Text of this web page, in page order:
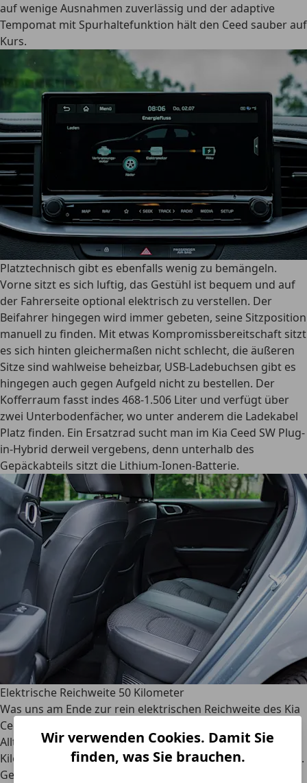
Wir verwenden Cookies. Damit Sie
finden, was Sie brauchen.
auf wenige Ausnahmen zuverlässig und der adaptive
Tempomat mit Spurhaltefunktion hält den Ceed sauber auf
Kurs.
Platztechnisch gibt es ebenfalls wenig zu bemängeln.
Vorne sitzt es sich luftig, das Gestühl ist bequem und auf
der Fahrerseite optional elektrisch zu verstellen. Der
Beifahrer hingegen wird immer gebeten, seine Sitzposition
manuell zu finden. Mit etwas Kompromissbereitschaft sitzt
es sich hinten gleichermaßen nicht schlecht, die äußeren
Sitze sind wahlweise beheizbar, USB-Ladebuchsen gibt es
hingegen auch gegen Aufgeld nicht zu bestellen. Der
Kofferraum fasst indes 468-1.506 Liter und verfügt über
zwei Unterbodenfächer, wo unter anderem die Ladekabel
Platz finden. Ein Ersatzrad sucht man im Kia Ceed SW Plug-
in-Hybrid derweil vergebens, denn unterhalb des
Gepäckabteils sitzt die Lithium-Ionen-Batterie.
Elektrische Reichweite 50 Kilometer
Was uns am Ende zur rein elektrischen Reichweite des Kia
Ceed SW Plug-in-Hybrid führt. Voll geladen liegt sie im
Alltag bei maximal 50 Kilometer, was nochmals 10
Kilometer mehr sind als beim ersten Test in Südfrankreich.
Gerade im Stadtverkehr ist die 60 PS E-Maschine